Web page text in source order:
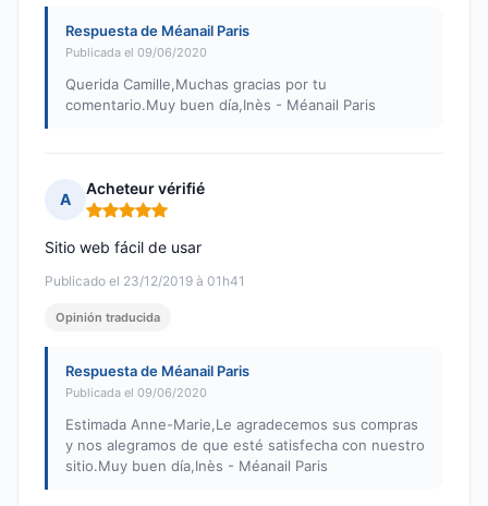
Respuesta de Méanail Paris
Publicada el 09/06/2020
Querida Camille,Muchas gracias por tu
comentario.Muy buen día,Inès - Méanail Paris
A
Acheteur vérifié
Nota: 5 de 5
Publicado el 23/12/2019 à 01h41
Sitio web fácil de usar
Opinión traducida
Respuesta de Méanail Paris
Publicada el 09/06/2020
Estimada Anne-Marie,Le agradecemos sus compras
y nos alegramos de que esté satisfecha con nuestro
sitio.Muy buen día,Inès - Méanail Paris